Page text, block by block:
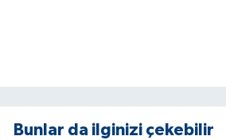
Bunlar da ilginizi çekebilir
SPOR HABERLERİ